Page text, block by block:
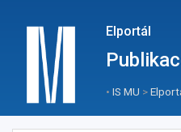
Elportál
• IS MU >